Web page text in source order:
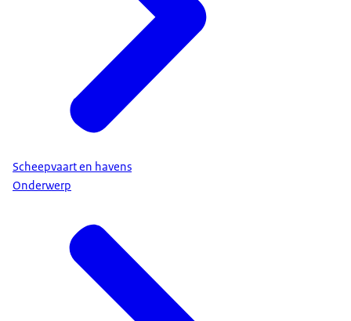
Scheepvaart en havens
Onderwerp